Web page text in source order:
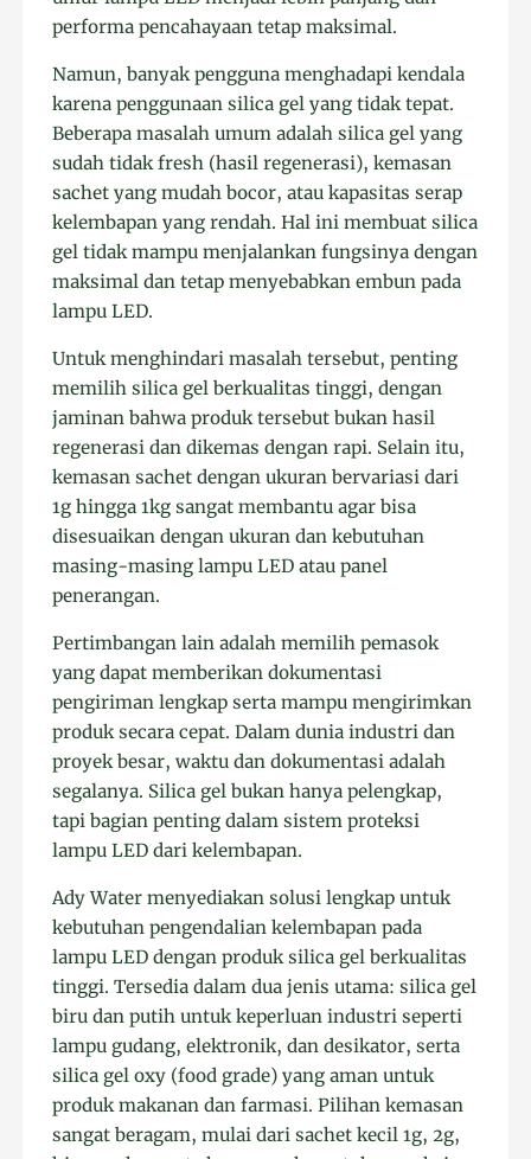
performa pencahayaan tetap maksimal.
Namun, banyak pengguna menghadapi kendala
karena penggunaan silica gel yang tidak tepat.
Beberapa masalah umum adalah silica gel yang
sudah tidak fresh (hasil regenerasi), kemasan
sachet yang mudah bocor, atau kapasitas serap
kelembapan yang rendah. Hal ini membuat silica
gel tidak mampu menjalankan fungsinya dengan
maksimal dan tetap menyebabkan embun pada
lampu LED.
Untuk menghindari masalah tersebut, penting
memilih silica gel berkualitas tinggi, dengan
jaminan bahwa produk tersebut bukan hasil
regenerasi dan dikemas dengan rapi. Selain itu,
kemasan sachet dengan ukuran bervariasi dari
1g hingga 1kg sangat membantu agar bisa
disesuaikan dengan ukuran dan kebutuhan
masing-masing lampu LED atau panel
penerangan.
Pertimbangan lain adalah memilih pemasok
yang dapat memberikan dokumentasi
pengiriman lengkap serta mampu mengirimkan
produk secara cepat. Dalam dunia industri dan
proyek besar, waktu dan dokumentasi adalah
segalanya. Silica gel bukan hanya pelengkap,
tapi bagian penting dalam sistem proteksi
lampu LED dari kelembapan.
Ady Water menyediakan solusi lengkap untuk
kebutuhan pengendalian kelembapan pada
lampu LED dengan produk silica gel berkualitas
tinggi. Tersedia dalam dua jenis utama: silica gel
biru dan putih untuk keperluan industri seperti
lampu gudang, elektronik, dan desikator, serta
silica gel oxy (food grade) yang aman untuk
produk makanan dan farmasi. Pilihan kemasan
sangat beragam, mulai dari sachet kecil 1g, 2g,